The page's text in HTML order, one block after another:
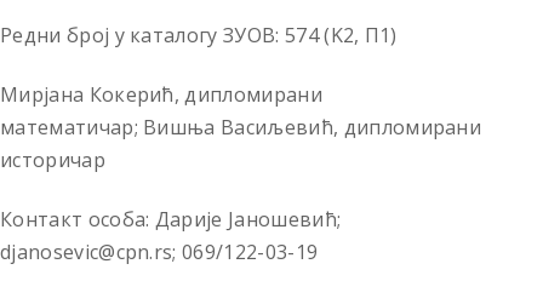
Редни број у каталогу ЗУОВ: 574 (K2, П1)
Мирјана Кокерић, дипломирани
математичар; Вишња Васиљевић, дипломирани
историчар
Контакт особа: Дарије Јаношевић;
djanosevic@cpn.rs; 069/122-03-19